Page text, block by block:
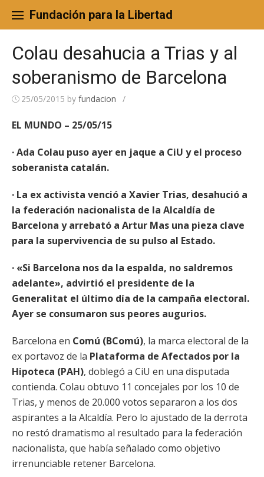
content
Fundación para la Libertad
Colau desahucia a Trias y al
soberanismo de Barcelona
25/05/2015 by fundacion /
EL MUNDO – 25/05/15
· Ada Colau puso ayer en jaque a CiU y el proceso
soberanista catalán.
· La ex activista venció a Xavier Trias, desahució a
la federación nacionalista de la Alcaldía de
Barcelona y arrebató a Artur Mas una pieza clave
para la supervivencia de su pulso al Estado.
· «Si Barcelona nos da la espalda, no saldremos
adelante», advirtió el presidente de la
Generalitat el último día de la campaña electoral.
Ayer se consumaron sus peores augurios.
Barcelona en Comú (BComú), la marca electoral de la
ex portavoz de la Plataforma de Afectados por la
Hipoteca (PAH), doblegó a CiU en una disputada
contienda. Colau obtuvo 11 concejales por los 10 de
Trias, y menos de 20.000 votos separaron a los dos
aspirantes a la Alcaldía. Pero lo ajustado de la derrota
no restó dramatismo al resultado para la federación
nacionalista, que había señalado como objetivo
irrenunciable retener Barcelona.